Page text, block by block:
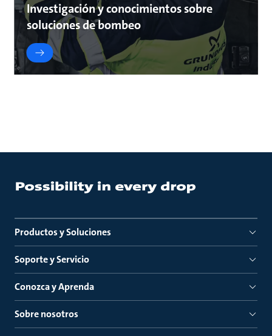
Investigación y conocimientos sobre
soluciones de bombeo
Productos y Soluciones
Soporte y Servicio
Conozca y Aprenda
Sobre nosotros